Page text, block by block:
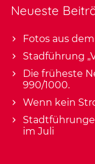
Neueste
Fotos aus
Stadführung
Die früheste
990/1000.
Wenn kein
im Juli